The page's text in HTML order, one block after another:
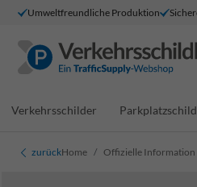
Umweltfreundliche Produktion
Verkehrsschilder
zurückHome Offizielle Information